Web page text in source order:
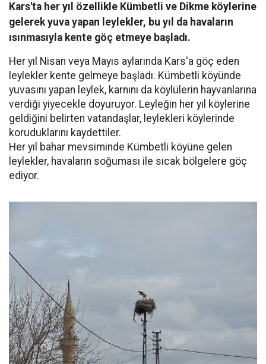
Kars'ta her yıl özellikle Kümbetli ve Dikme köylerine
gelerek yuva yapan leylekler, bu yıl da havaların
ısınmasıyla kente göç etmeye başladı.
Her yıl Nisan veya Mayıs aylarında Kars'a göç eden
leylekler kente gelmeye başladı. Kümbetli köyünde
yuvasını yapan leylek, karnını da köylülerin hayvanlarına
verdiği yiyecekle doyuruyor. Leyleğin her yıl köylerine
geldiğini belirten vatandaşlar, leylekleri köylerinde
koruduklarını kaydettiler.
Her yıl bahar mevsiminde Kümbetli köyüne gelen
leylekler, havaların soğuması ile sıcak bölgelere göç
ediyor.